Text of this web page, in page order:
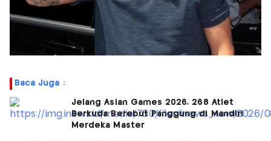
Baca Juga :
Jelang Asian Games 2026, 268 Atlet
Berkuda Berebut Panggung di Mandiri
Merdeka Master